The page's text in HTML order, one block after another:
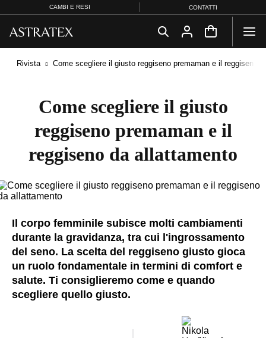
CAMBI E RESI CONTATTI
Rivista Come scegliere il giusto reggiseno premaman e il reggiseno
Come scegliere il giusto
reggiseno premaman e il
reggiseno da allattamento
Il corpo femminile subisce molti cambiamenti
durante la gravidanza, tra cui l'ingrossamento
del seno. La scelta del reggiseno giusto gioca
un ruolo fondamentale in termini di comfort e
salute. Ti consiglieremo come e quando
scegliere quello giusto.